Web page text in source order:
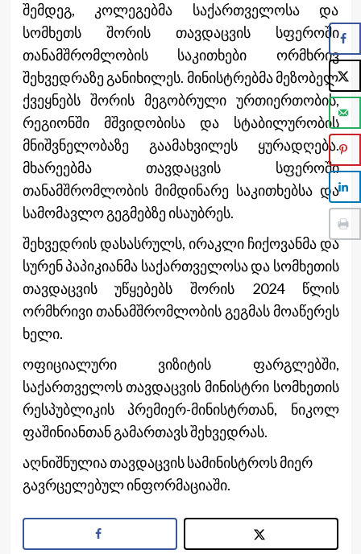
შემდეგ, კოლეგებმა საქართველოსა და
სომხეთს შორის თავდაცვის სფეროში
თანამშრომლობის საკითხები ორმხრივ
შეხვედრაზე განიხილეს. მინისტრებმა მეზობელ
ქვეყნებს შორის მეგობრული ურთიერთობის,
რეგიონში მშვიდობისა და სტაბილურობის
მნიშვნელობაზე გაამახვილეს ყურადღება.
მხარეებმა თავდაცვის სფეროში
თანამშრომლობის მიმდინარე საკითხებსა და
სამომავლო გეგმებზე ისაუბრეს.
შეხვედრის დასასრულს, ირაკლი ჩიქოვანმა და
სურენ პაპიკიანმა საქართველოსა და სომხეთის
თავდაცვის უწყებებს შორის 2024 წლის
ორმხრივი თანამშრომლობის გეგმას მოაწერეს
ხელი.
ოფიციალური ვიზიტის ფარგლებში,
საქართველოს თავდაცვის მინისტრი სომხეთის
რესპუბლიკის პრემიერ-მინისტრთან, ნიკოლ
ფაშინიანთან გამართავს შეხვედრას.
აღნიშნულია თავდაცვის სამინისტროს მიერ
გავრცელებულ ინფორმაციაში.